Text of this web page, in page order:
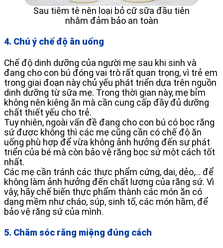
Sau tiêm tê nên loại bỏ cữ sữa đầu tiên
nhằm đảm bảo an toàn
4. Chú ý chế độ ăn uống
Chế độ dinh dưỡng của người mẹ sau khi sinh và
đang cho con bú đóng vai trò rất quan trọng, vì trẻ em
trong giai đoạn này chủ yếu phát triển dựa trên nguồn
dinh dưỡng từ sữa mẹ. Trong thời gian này, mẹ bỉm
không nên kiêng ăn mà cần cung cấp đầy đủ dưỡng
chất thiết yếu cho trẻ.
Tuy nhiên, ngoài vấn đề đang cho con bú có bọc răng
sứ được không thì các mẹ cũng cần có chế độ ăn
uống phù hợp để vừa không ảnh hưởng đến sự phát
triển của bé mà còn bảo vệ răng bọc sứ một cách tốt
nhất.
Các mẹ cần tránh các thực phẩm cứng, dai, dẻo,… để
không làm ảnh hưởng đến chất lượng của răng sứ. Vì
vậy, hãy chế biến thực phẩm thành các món ăn có
dạng mềm như cháo, súp, sinh tố, các món hầm, để
bảo vệ răng sứ của mình.
5. Chăm sóc răng miệng đúng cách